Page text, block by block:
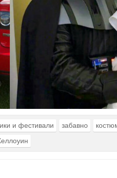
и фестивали забавно